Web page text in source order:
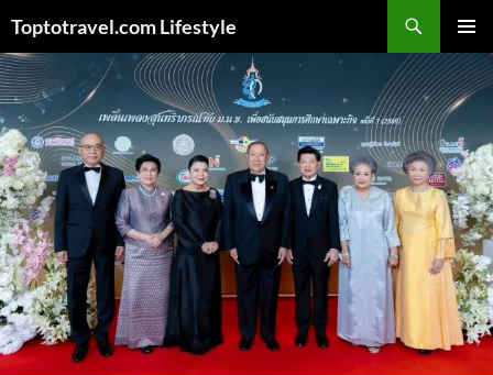
content
Toptotravel.com Lifestyle
MENU